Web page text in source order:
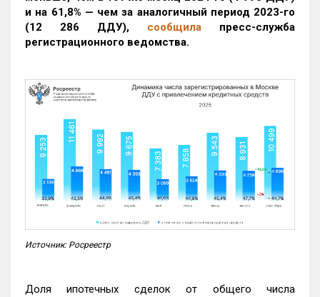
и на 61,8% — чем за аналогичный период 2023-го
(12 286 ДДУ), сообщила пресс-служба
регистрационного ведомства.
Источник: Росреестр
Доля ипотечных сделок от общего числа